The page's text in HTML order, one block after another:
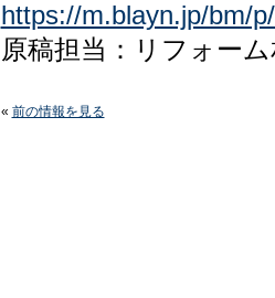
https://m.blayn.jp/bm/
原稿担当：リフォー
« 前の情報を見る